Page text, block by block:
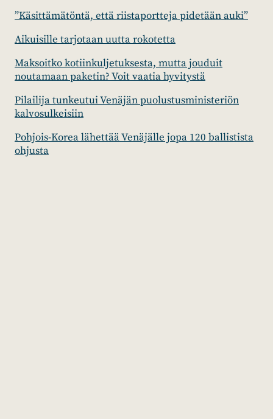
”Käsittämätöntä, että riistaportteja pidetään auki”
Aikuisille tarjotaan uutta rokotetta
Maksoitko kotiinkuljetuksesta, mutta jouduit
noutamaan paketin? Voit vaatia hyvitystä
Pilailija tunkeutui Venäjän puolustusministeriön
kalvosulkeisiin
Pohjois-Korea lähettää Venäjälle jopa 120 ballistista
ohjusta